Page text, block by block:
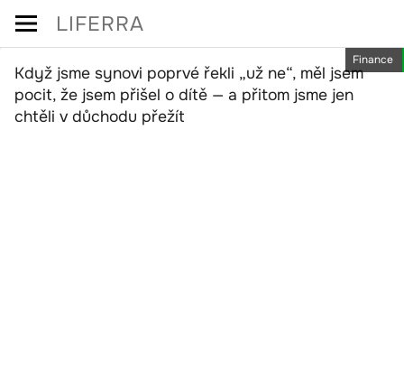
Skip
content
LIFERRA
Finance
Když jsme synovi poprvé řekli „už ne“, měl jsem
pocit, že jsem přišel o dítě — a přitom jsme jen
chtěli v důchodu přežít